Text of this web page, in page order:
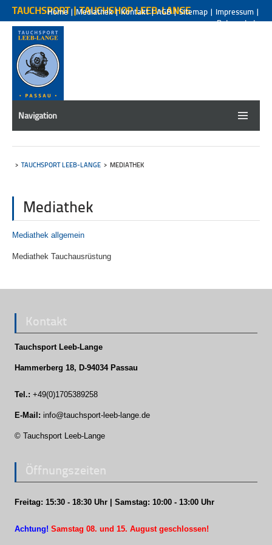
TAUCHSPORT | TAUCHSHOP LEEB-LANGE
Home| Mediathek|Kontakt|AGB|Sitemap | Impressum |
Datenschutz
Navigation
TAUCHSPORT LEEB-LANGE MEDIATHEK
Mediathek
Mediathek allgemein
Mediathek Tauchausrüstung
Kontakt
Tauchsport Leeb-Lange
Hammerberg 18, D-94034 Passau
Tel.: +49(0)1705389258
E-Mail: info@tauchsport-leeb-lange.de
© Tauchsport Leeb-Lange
Öffnungszeiten
Freitag: 15:30 - 18:30 Uhr | Samstag: 10:00 - 13:00 Uhr
Achtung! Samstag 08. und 15. August geschlossen!